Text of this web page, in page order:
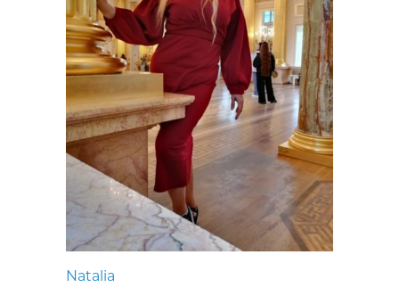
Natalia